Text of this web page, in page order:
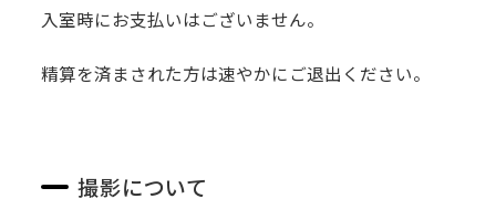
入室時にお支払いはございません。
精算を済まされた方は速やかにご退出ください。
撮影について